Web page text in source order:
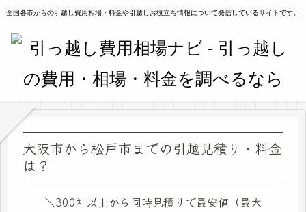
全国各市からの引越し費用相場・料金や引越しお役立ち情報について発信しているサイトです。
大阪市から松戸市までの引越見積り・料金
は？
＼300社以上から同時見積りで最安値（最大